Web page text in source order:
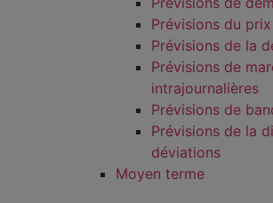
Prévisions du
Prévisions de la
Prévisions de
intrajournalières
Prévisions de
Prévisions de la
déviations
Moyen terme